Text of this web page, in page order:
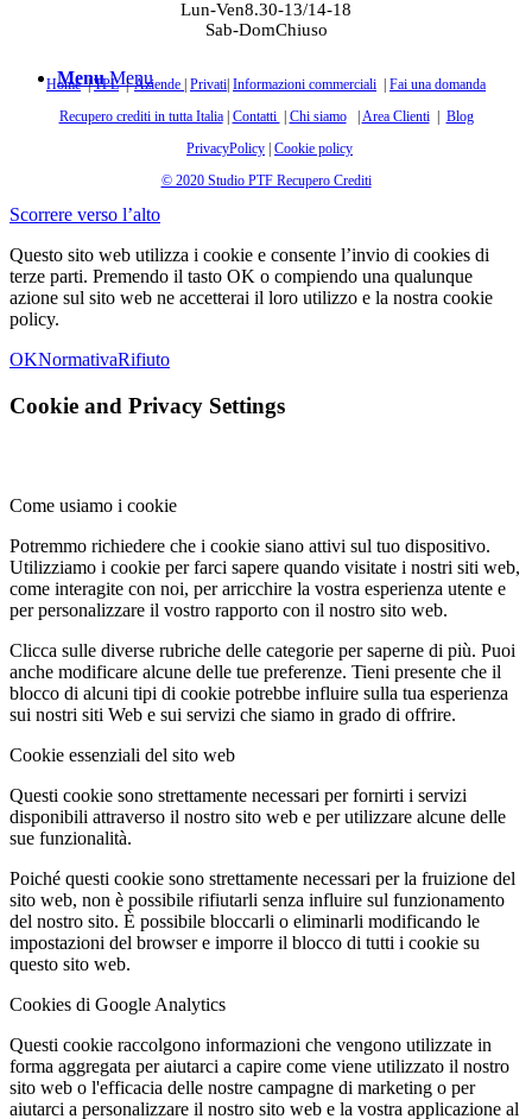
Menu Menu
Lun-Ven8.30-13/14-18
Sab-DomChiuso
Home|TPL|Aziende | Privati| Informazioni commerciali | Fai una domanda
Recupero crediti in tutta Italia| Contatti | Chi siamo| Area Clienti| Blog
PrivacyPolicy | Cookie policy
© 2020 Studio PTF Recupero Crediti
Scorrere verso l’alto
Questo sito web utilizza i cookie e consente l’invio di cookies di
terze parti. Premendo il tasto OK o compiendo una qualunque
azione sul sito web ne accetterai il loro utilizzo e la nostra cookie
policy.
OKNormativaRifiuto
Cookie and Privacy Settings
Come usiamo i cookie
Potremmo richiedere che i cookie siano attivi sul tuo dispositivo.
Utilizziamo i cookie per farci sapere quando visitate i nostri siti web,
come interagite con noi, per arricchire la vostra esperienza utente e
per personalizzare il vostro rapporto con il nostro sito web.
Clicca sulle diverse rubriche delle categorie per saperne di più. Puoi
anche modificare alcune delle tue preferenze. Tieni presente che il
blocco di alcuni tipi di cookie potrebbe influire sulla tua esperienza
sui nostri siti Web e sui servizi che siamo in grado di offrire.
Cookie essenziali del sito web
Questi cookie sono strettamente necessari per fornirti i servizi
disponibili attraverso il nostro sito web e per utilizzare alcune delle
sue funzionalità.
Poiché questi cookie sono strettamente necessari per la fruizione del
sito web, non è possibile rifiutarli senza influire sul funzionamento
del nostro sito. È possibile bloccarli o eliminarli modificando le
impostazioni del browser e imporre il blocco di tutti i cookie su
questo sito web.
Cookies di Google Analytics
Questi cookie raccolgono informazioni che vengono utilizzate in
forma aggregata per aiutarci a capire come viene utilizzato il nostro
sito web o l'efficacia delle nostre campagne di marketing o per
aiutarci a personalizzare il nostro sito web e la vostra applicazione al